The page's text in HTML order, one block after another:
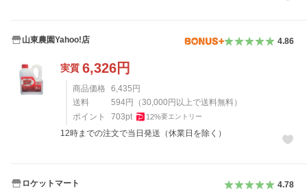
山東農園Yahoo!店 4.86
実質 6,326円
商品価格 6,435 円
送料
594円 （30,000 円以上で送料無料）
ポイント
703pt 12%要エントリー
12時までの注文で当日発送（休業日を除く）
ロケットマート 4.78